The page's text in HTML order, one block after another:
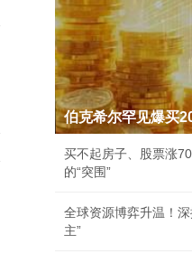
伯克希尔罕见爆买
买不起房子、股票涨
的“突围”
全球资源博弈升温！
主”